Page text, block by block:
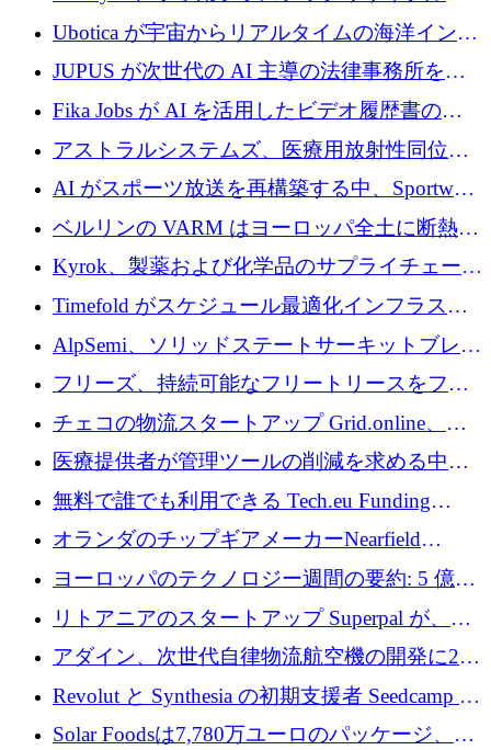
ステムを商業化し、焼却廃棄物を削減するた
めに43万ポンドを確保
Ubotica が宇宙からリアルタイムの海洋インテ
リジェンスを拡張するために 1,100 万ドルを
JUPUS が次世代の AI 主導の法律事務所を強
化するために 1,300 万ユーロを調達
Fika Jobs が AI を活用したビデオ履歴書のた
めに 400 万ドルを調達
アストラルシステムズ、医療用放射性同位元
素の世界的な不足に対処するために2,300万ポ
ンドを調達
AI がスポーツ放送を再構築する中、Sportway
が 2,000 万ユーロを調達
ベルリンの VARM はヨーロッパ全土に断熱材
を拡張するために 1,750 万ユーロを投資
Kyrok、製薬および化学品のサプライチェーン
に AI を導入するために 310 万ユーロを確保
Timefold がスケジュール最適化インフラスト
ラクチャを拡張するためにシリーズ A で
1,300 万ドルを調達
AlpSemi、ソリッドステートサーキットブレー
カー技術の進歩のために1,700万ユーロを調達
フリーズ、持続可能なフリートリースをフラ
ンス全土に拡大するために1,300万ユーロを確
保
チェコの物流スタートアップ Grid.online、配
送量が 1 年で 10 倍に増加し、400 万ユーロの
利益を獲得
医療提供者が管理ツールの削減を求める中、
a16z が Prosper AI を 3,000 万ドルで支援
無料で誰でも利用できる Tech.eu Funding
Explorer のご紹介
オランダのチップギアメーカーNearfield
Instrumentsが3億8,000万ドルを調達
ヨーロッパのテクノロジー週間の要約: 5 億
8,500 万ユーロを超える 60 以上のテクノロジ
ー資金調達取引
リトアニアのスタートアップ Superpal が、
Slack 内に構築された AI コワーカー プラット
フォームのために 50 万ユーロを調達
アダイン、次世代自律物流航空機の開発に250
万ユーロを確保
Revolut と Synthesia の初期支援者 Seedcamp が
3 億 2,000 万ドルを調達、米国に投資
Solar Foodsは7,780万ユーロのパッケージ、5